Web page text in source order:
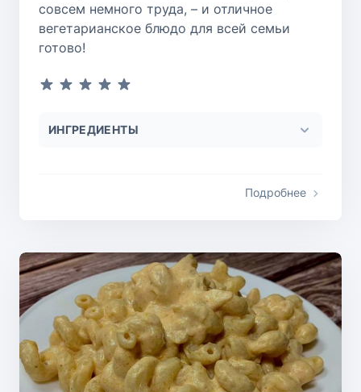
совсем немного труда, – и отличное
вегетарианское блюдо для всей семьи
готово!
ИНГРЕДИЕНТЫ
Подробнее